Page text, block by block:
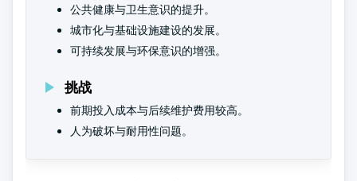
公共健康与卫生意识的提升。
城市化与基础设施建设的发展。
可持续发展与环保意识的增强。
挑战
前期投入成本与后续维护费用较高。
人为破坏与耐用性问题。